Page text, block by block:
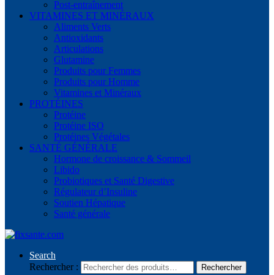
Post-entraînement
VITAMINES ET MINÉRAUX
Aliments Verts
Antioxidants
Articulations
Glutamine
Produits pour Femmes
Produits pour Homme
Vitamines et Minéraux
PROTÉINES
Protéine
Protéine ISO
Protéines Végétales
SANTÉ GÉNÉRALE
Hormone de croissance & Sommeil
Libido
Probiotiques et Santé Digestive
Régulateur d’Insuline
Soutien Hépatique
Santé générale
Search
Rechercher :
Rechercher